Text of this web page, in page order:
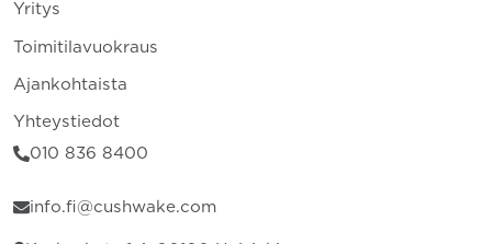
Yritys
Toimitilavuokraus
Ajankohtaista
Yhteystiedot
010 836 8400
info.fi@cushwake.com